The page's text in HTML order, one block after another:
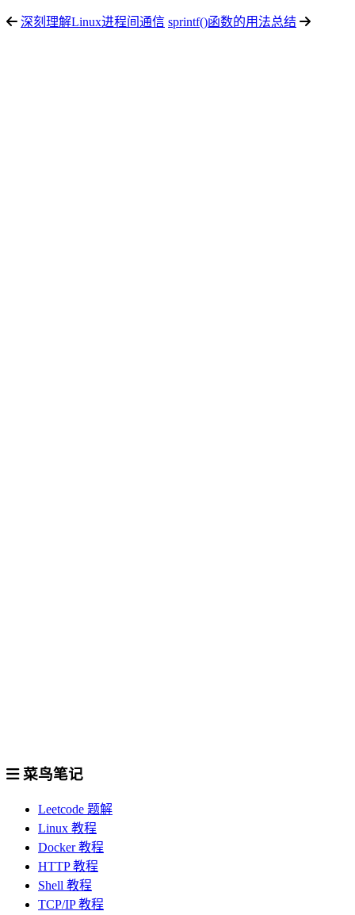
深刻理解Linux进程间通信 sprintf()函数的用法总结
菜鸟笔记
Leetcode 题解
Linux 教程
Docker 教程
HTTP 教程
Shell 教程
TCP/IP 教程